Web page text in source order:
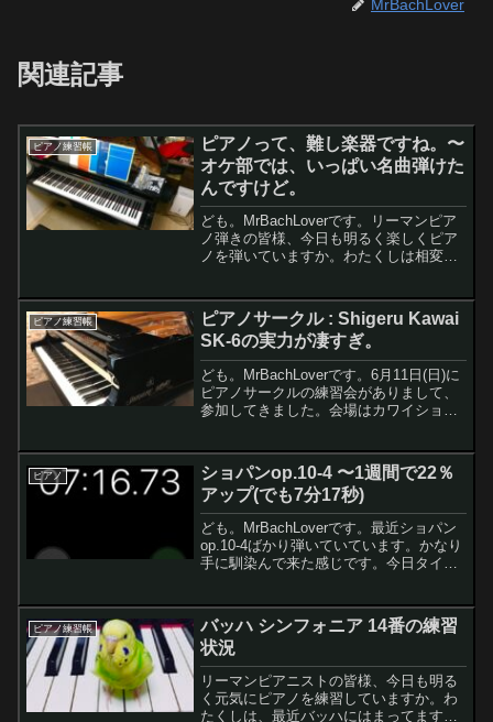
MrBachLover
関連記事
ピアノ練習帳
ピアノって、難し楽器ですね。〜
オケ部では、いっぱい名曲弾けた
んですけど。
ども。MrBachLoverです。リーマンピア
ノ弾きの皆様、今日も明るく楽しくピア
ノを弾いていますか。わたくしは相変わ
な〜、というお話。わたくしなんでピア
ノ上手に弾けな...
ピアノ練習帳
ピアノサークル : Shigeru Kawai
SK-6の実力が凄すぎ。
ども。MrBachLoverです。6月11日(日)に
ピアノサークルの練習会がありまして、
参加してきました。会場はカワイショッ
回目なのですが、いやー、実...
ピアノ
ショパンop.10-4 〜1週間で22％
アップ(でも7分17秒)
ども。MrBachLoverです。最近ショパン
op.10-4ばかり弾いていています。かなり
手に馴染んで来た感じです。今日タイム
たね。曲らしくなってきたんじゃな
い？？？...
ピアノ練習帳
バッハ シンフォニア 14番の練習
状況
リーマンピアニストの皆様、今日も明る
く元気にピアノを練習していますか。わ
たくしは、最近バッハにはまってます。